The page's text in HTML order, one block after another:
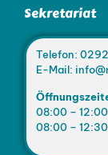
Sekretariat
Telefon:
E-Mail:
08:00 –
08:00 –